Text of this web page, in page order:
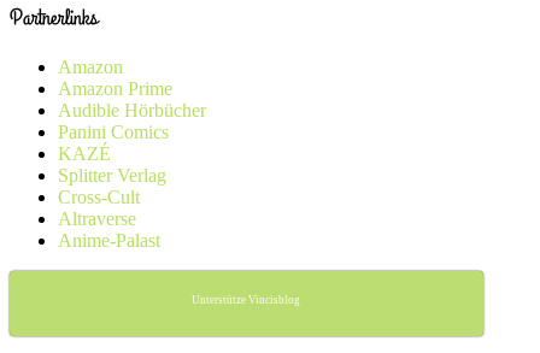
Partnerlinks
Amazon
Amazon Prime
Audible Hörbücher
Panini Comics
KAZÉ
Splitter Verlag
Cross-Cult
Altraverse
Anime-Palast
Unterstütze Vincisblog